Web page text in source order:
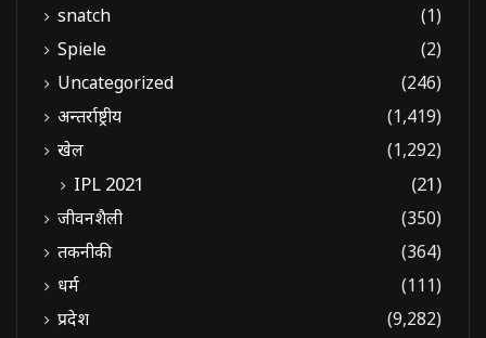
snatch
(1)
Spiele
(2)
Uncategorized
(246)
अन्तर्राष्ट्रीय
(1,419)
खेल
(1,292)
IPL 2021 (21)
जीवनशैली
(350)
तकनीकी
(364)
धर्म
(111)
प्रदेश
(9,282)